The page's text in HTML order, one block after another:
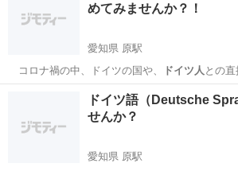
めてみませんか？！
愛知県 原駅
コロナ禍の中、ドイツの国や、
ドイツ人 との直
しくても、オ…名古屋市 原駅
ドイツ語（Deutsche
せんか？
愛知県 原駅